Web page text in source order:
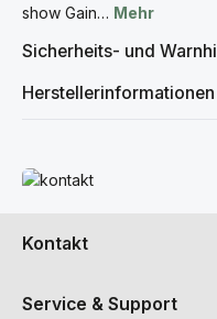
show Gain… Mehr
Sicherheits- und
Herstellerinformationen
Mehr erfahren
Kontakt
Service & Support